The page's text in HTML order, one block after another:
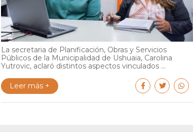
La secretaria de Planificación, Obras y Servicios
Públicos de la Municipalidad de Ushuaia, Carolina
Yutrovic, aclaró distintos aspectos vinculados ...
Leer más +